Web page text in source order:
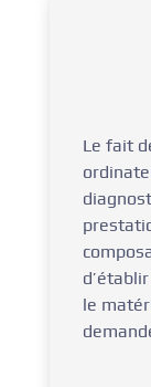
Le fait
le